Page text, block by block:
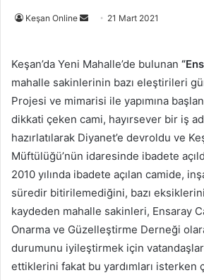
Keşan Online
Bir
göndermek
21 Mart 2021
Keşan’da Yeni Mahalle’de bulunan
mahalle sakinlerinin bazı eleştirileri
Projesi ve mimarisi ile yapımına
dikkati çeken cami, hayırsever bir iş
hazırlatılarak Diyanet’e devroldu ve
Müftülüğü’nün idaresinde ibadete
2010 yılında ibadete açılan camide,
süredir bitirilemediğini, bazı
kaydeden mahalle sakinleri, Ensaray
Onarma ve Güzelleştirme Derneği
durumunu iyileştirmek için
ettiklerini fakat bu yardımları isterken